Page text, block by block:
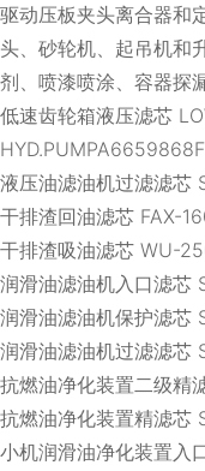
驱动压板夹头离合器和
头、砂轮机、起吊机和
剂、喷漆喷涂、容器探
低速齿轮箱液压滤芯
HYD.PUMPA6659868F
液压油滤油机过滤滤
干排渣回油滤芯 FAX-
干排渣吸油滤芯 WU-
润滑油滤油机入口滤芯
润滑油滤油机保护滤芯
润滑油滤油机过滤滤
抗燃油净化装置二级精
抗燃油净化装置精滤芯
小机润滑油净化装置入